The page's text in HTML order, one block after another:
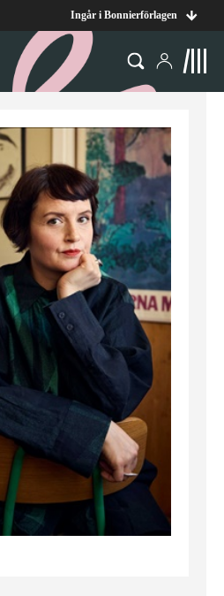
Ingår i Bonnierförlagen